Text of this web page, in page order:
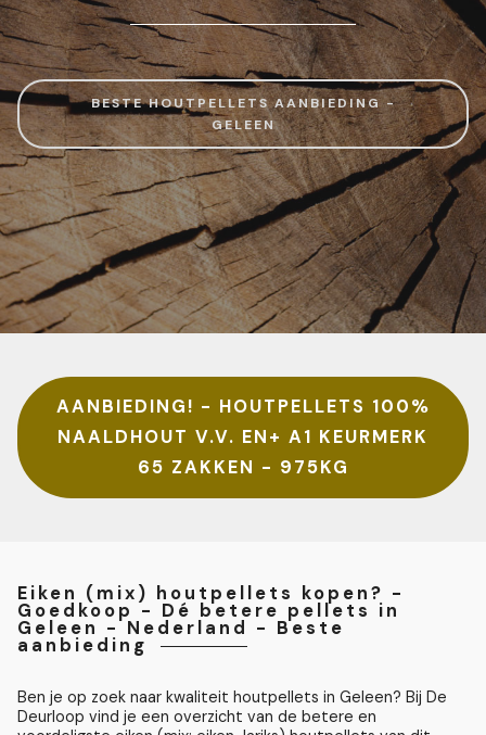
BESTE HOUTPELLETS AANBIEDING -
GELEEN
AANBIEDING! - HOUTPELLETS 100%
NAALDHOUT V.V. EN+ A1 KEURMERK
65 ZAKKEN - 975KG
Eiken (mix) houtpellets kopen? -
Goedkoop - Dé betere pellets in
Geleen - Nederland - Beste
aanbieding
Ben je op zoek naar kwaliteit houtpellets in Geleen? Bij De
Deurloop vind je een overzicht van de betere en